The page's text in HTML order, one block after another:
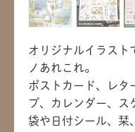
オリジナルイラスト
ノあれこれ。
ポストカード、レタ
プ、カレンダー、ス
袋や日付シール、栞